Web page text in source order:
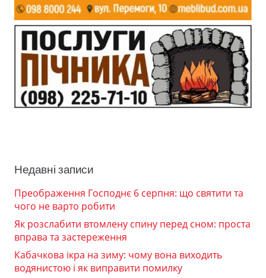
Недавні записи
Преображення Господнє 6 серпня: що святити та
чого не варто робити
Як розслабити втомлену спину перед сном: проста
вправа та застереження
Кабачкова ікра на зиму: чому вона виходить
водянистою і як виправити помилку